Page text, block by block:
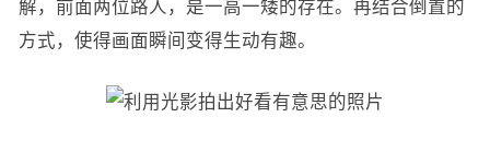
解，前面两位路人，是一高一矮的存在。再结合倒置的
方式，使得画面瞬间变得生动有趣。